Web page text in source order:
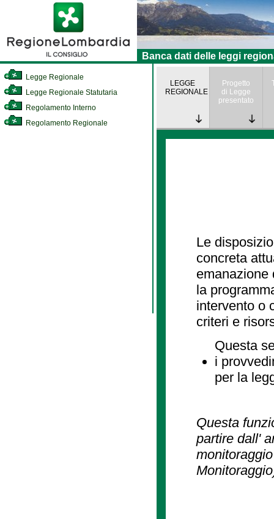
Banca dati delle leggi
Legge Regionale
Legge Regionale Statutaria
Regolamento Interno
Regolamento Regionale
LEGGE
REGIONALE
Progetto
di Legge
presentato
Le
concreta
emanazione
la
intervento o
criteri e
Questa
i
per la
Questa
partire dall'